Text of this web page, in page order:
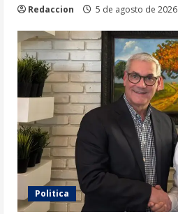
Redaccion 5 de agosto de 2026
Politica